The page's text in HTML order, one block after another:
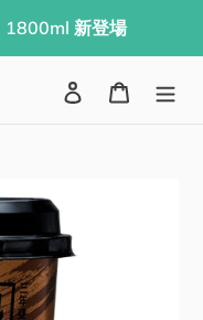
1800ml 新登場
検索 ログイン
カート